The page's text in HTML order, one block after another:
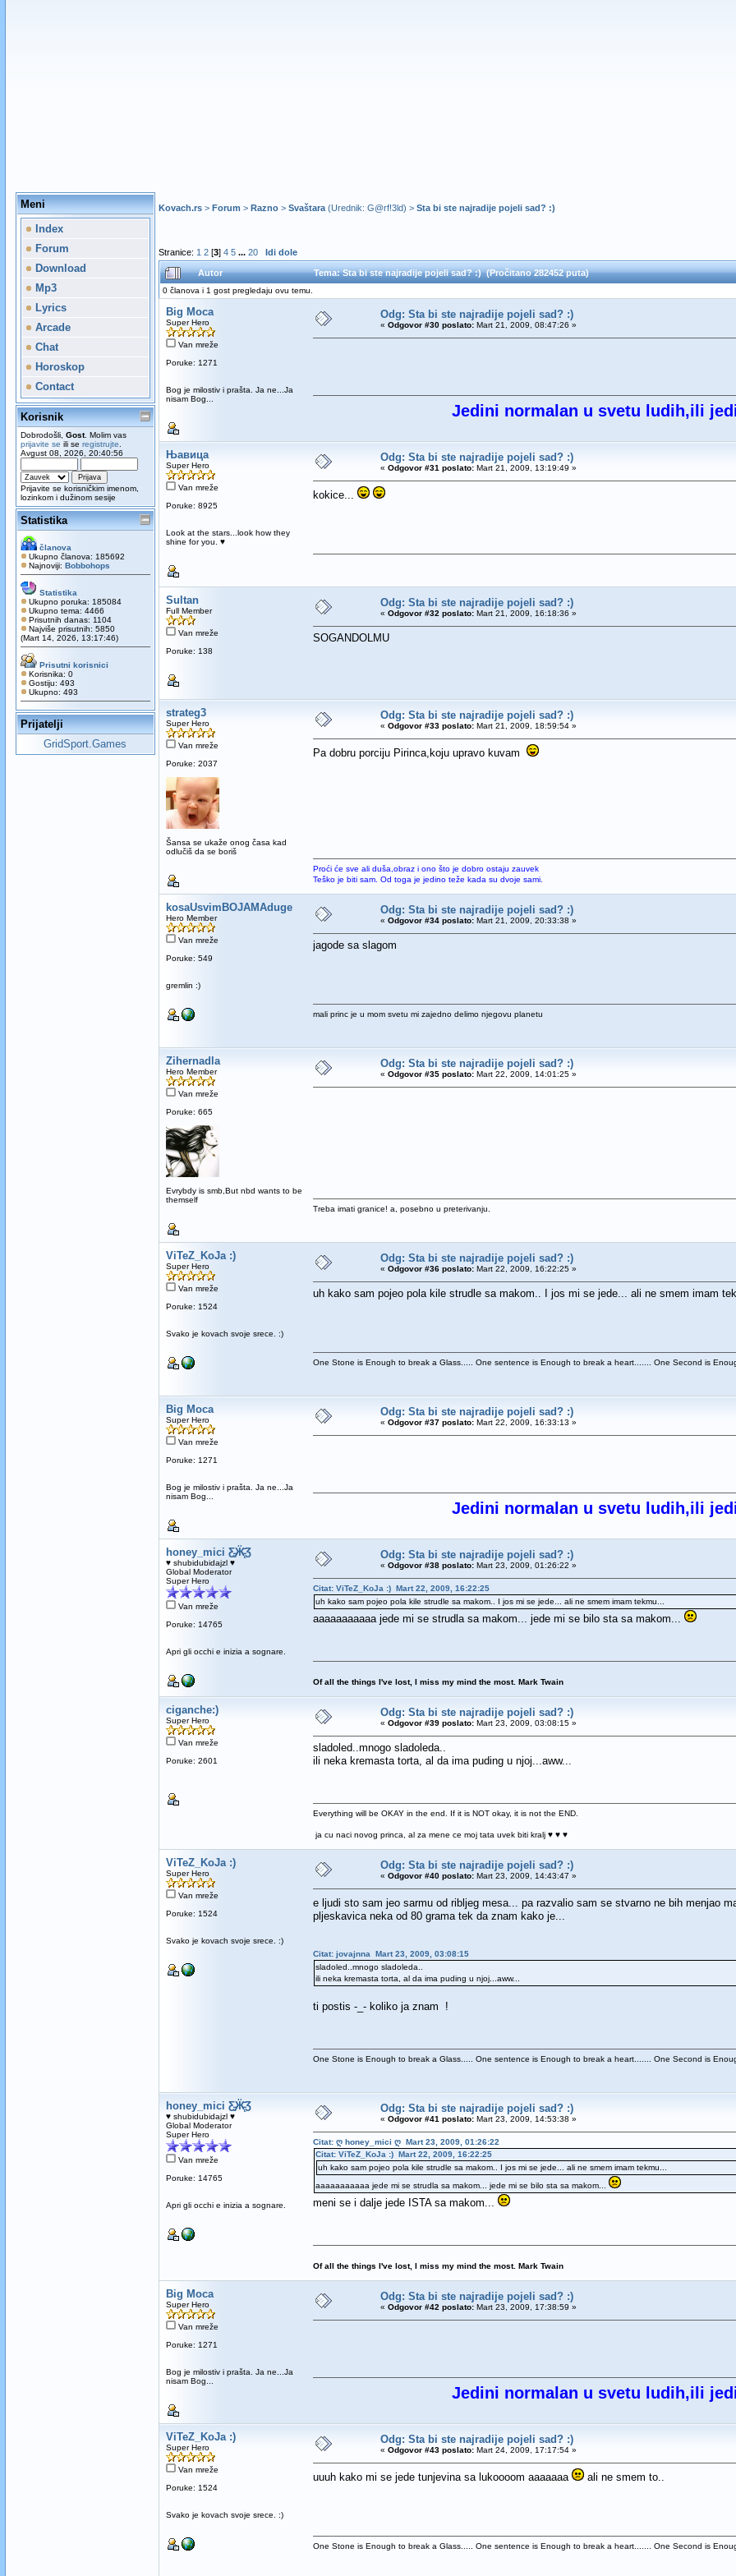
Meni
Index
Forum
Download
Mp3
Lyrics
Arcade
Chat
Horoskop
Contact
Korisnik
Dobrodošli, Gost. Molim vas
prijavite se ili se registrujte
Avgust 08, 2026, 20:40:56
Prijavite se korisničkim imenom,
lozinkom i dužinom sesije
Statistika
članova
Ukupno članova: 185692
Najnoviji: Bobbohops
Statistika
Ukupno poruka: 185084
Ukupno tema: 4466
Prisutnih danas: 1104
Najviše prisutnih: 5850
(Mart 14, 2026, 13:17:46)
Prisutni korisnici
Korisnika: 0
Gostiju: 493
Ukupno: 493
Prijatelji
GridSport.Games
Kovach.rs> Forum > Razno> Svaštara(Urednik: G@rf!3ld) > Sta bi ste najradije pojeli sad? :)
Stranice: 1 2[3] 4 5 ... 20 Idi dole
Autor Tema: Sta bi ste najradije pojeli sad? :) (Pročitano 282452 puta)
0 članova i 1 gost pregledaju ovu temu.
Big Moca
Super Hero
Van mreže
Poruke: 1271
Bog je milostiv i prašta. Ja ne...Ja
nisam Bog...
Odg: Sta bi ste najradije pojeli sad? :)
« Odgovor #30 poslato:Mart 21, 2009, 08:47:26 »
Jedini normalan u svetu ludih,ili
Њавица
Super Hero
Van mreže
Poruke: 8925
Look at the stars...look how they
shine for you. ♥
Odg: Sta bi ste najradije pojeli sad? :)
« Odgovor #31 poslato:Mart 21, 2009, 13:19:49 »
kokice...
Sultan
Full Member
Van mreže
Poruke: 138
Odg: Sta bi ste najradije pojeli sad? :)
« Odgovor #32 poslato:Mart 21, 2009, 16:18:36 »
SOGANDOLMU
strateg3
Super Hero
Van mreže
Poruke: 2037
Šansa se ukaže onog časa kad
odlučiš da se boriš
Odg: Sta bi ste najradije pojeli sad? :)
« Odgovor #33 poslato:Mart 21, 2009, 18:59:54 »
Pa dobru porciju Pirinca,koju upravo kuvam
Proći će sve ali duša,obraz i ono što je dobro ostaju zauvek
Teško je biti sam. Od toga je jedino teže kada su dvoje sami.
kosaUsvimBOJAMAduge
Hero Member
Van mreže
Poruke: 549
gremlin :)
Odg: Sta bi ste najradije pojeli sad? :)
« Odgovor #34 poslato:Mart 21, 2009, 20:33:38 »
jagode sa slagom
mali princ je u mom svetu mi zajedno delimo njegovu planetu
Zihernadla
Hero Member
Van mreže
Poruke: 665
Evrybdy is smb,But nbd wants to be
themself
Odg: Sta bi ste najradije pojeli sad? :)
« Odgovor #35 poslato:Mart 22, 2009, 14:01:25 »
Treba imati granice! a, posebno u preterivanju.
ViTeZ_KoJa :)
Super Hero
Van mreže
Poruke: 1524
Svako je kovach svoje srece. :)
Odg: Sta bi ste najradije pojeli sad? :)
« Odgovor #36 poslato:Mart 22, 2009, 16:22:25 »
uh kako sam pojeo pola kile strudle sa makom.. I jos mi se jede... ali ne smem imam
One Stone is Enough to break a Glass..... One sentence is Enough to break a heart....... One Second is
Big Moca
Super Hero
Van mreže
Poruke: 1271
Bog je milostiv i prašta. Ja ne...Ja
nisam Bog...
Odg: Sta bi ste najradije pojeli sad? :)
« Odgovor #37 poslato:Mart 22, 2009, 16:33:13 »
Jedini normalan u svetu ludih,ili
honey_mici Ƹ̵̡Ӝ̵̨̄Ʒ
♥ shubidubidajzl ♥
Global Moderator
Super Hero
Van mreže
Poruke: 14765
Apri gli occhi e inizia a sognare.
Odg: Sta bi ste najradije pojeli sad? :)
« Odgovor #38 poslato:Mart 23, 2009, 01:26:22 »
Citat: ViTeZ_KoJa :) Mart 22, 2009, 16:22:25
uh kako sam pojeo pola kile strudle sa makom.. I jos mi se jede... ali ne smem imam tekmu...
aaaaaaaaaaa jede mi se strudla sa makom... jede mi se bilo sta sa makom...
Of all the things I've lost, I miss my mind the most. Mark Twain
ciganche:)
Super Hero
Van mreže
Poruke: 2601
Odg: Sta bi ste najradije pojeli sad? :)
« Odgovor #39 poslato:Mart 23, 2009, 03:08:15 »
sladoled..mnogo sladoleda..
ili neka kremasta torta, al da ima puding u njoj...aww...
Everything will be OKAY in the end. If it is NOT okay, it is not the END.
ja cu naci novog princa, al za mene ce moj tata uvek biti kralj ♥ ♥ ♥
ViTeZ_KoJa :)
Super Hero
Van mreže
Poruke: 1524
Svako je kovach svoje srece. :)
Odg: Sta bi ste najradije pojeli sad? :)
« Odgovor #40 poslato:Mart 23, 2009, 14:43:47 »
e ljudi sto sam jeo sarmu od ribljeg mesa... pa razvalio sam se stvarno ne bih menjao
pljeskavica neka od 80 grama tek da znam kako je...
Citat: jovajnna Mart 23, 2009, 03:08:15
sladoled..mnogo sladoleda..
ili neka kremasta torta, al da ima puding u njoj...aww...
ti postis -_- koliko ja znam !
One Stone is Enough to break a Glass..... One sentence is Enough to break a heart....... One Second is
honey_mici Ƹ̵̡Ӝ̵̨̄Ʒ
♥ shubidubidajzl ♥
Global Moderator
Super Hero
Van mreže
Poruke: 14765
Apri gli occhi e inizia a sognare.
Odg: Sta bi ste najradije pojeli sad? :)
« Odgovor #41 poslato:Mart 23, 2009, 14:53:38 »
Citat: ღ honey_mici ღ Mart 23, 2009, 01:26:22
Citat: ViTeZ_KoJa :) Mart 22, 2009, 16:22:25
uh kako sam pojeo pola kile strudle sa makom.. I jos mi se jede... ali ne smem imam tekmu...
aaaaaaaaaaa jede mi se strudla sa makom... jede mi se bilo sta sa makom...
meni se i dalje jede ISTA sa makom...
Of all the things I've lost, I miss my mind the most. Mark Twain
Big Moca
Super Hero
Van mreže
Poruke: 1271
Bog je milostiv i prašta. Ja ne...Ja
nisam Bog...
Odg: Sta bi ste najradije pojeli sad? :)
« Odgovor #42 poslato:Mart 23, 2009, 17:38:59 »
Jedini normalan u svetu ludih,ili
ViTeZ_KoJa :)
Super Hero
Van mreže
Poruke: 1524
Svako je kovach svoje srece. :)
Odg: Sta bi ste najradije pojeli sad? :)
« Odgovor #43 poslato:Mart 24, 2009, 17:17:54 »
uuuh kako mi se jede tunjevina sa lukoooom aaaaaaa ali ne smem to..
One Stone is Enough to break a Glass..... One sentence is Enough to break a heart....... One Second is